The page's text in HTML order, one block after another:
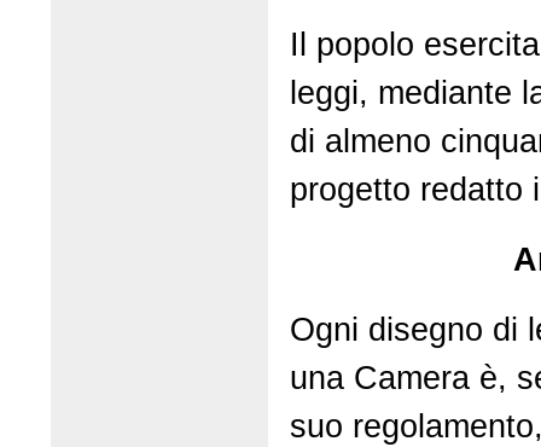
Il popolo
leggi, mediante
di almeno
progetto redatto
Ogni disegno di
una Camera è,
suo